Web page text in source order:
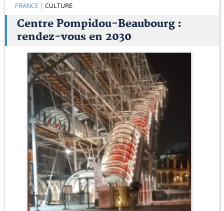
FRANCE CULTURE
Centre Pompidou-Beaubourg :
rendez-vous en 2030